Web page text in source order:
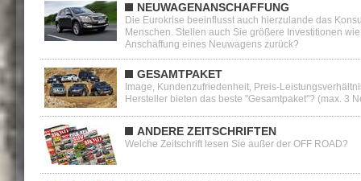
NEUWAGENANSCHAFFUNG
Die Eurokrise beeinflusst auch hierzulande das
Menschen. Stellen auch Sie größere Investitionen
Anschaffung eines Neuwagens zurück?
GESAMTPAKET
Image, Kundenzufriedenheit, Preis-
Hersteller bieten das beste "Gesamtpaket"? (max. 3
ANDERE ZEITSCHRIFTEN
Welche Zeitschrift lesen Sie außer der OFF ROAD?